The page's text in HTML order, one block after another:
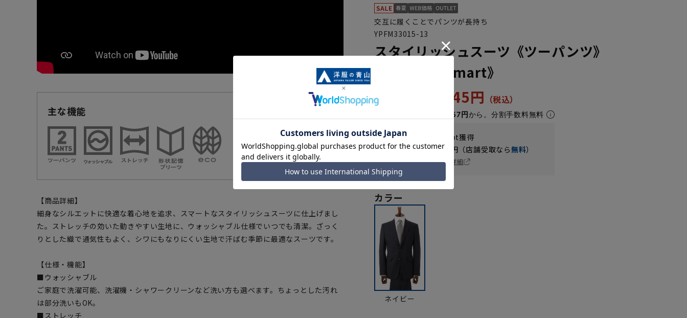
主な機能
【商品詳細】
細身なシルエットに快適な着心地を追求、スマートなスタイリッシュスーツに仕上げまし
た。ストレッチの効いた動きやすい生地に、ウォッシャブル仕様でいつでも清潔。ざっく
りとした織で通気性もよく、シワにもなりにくい生地で汗ばむ季節に最適なスーツです。
【仕様・機能】
■ウォッシャブル
ご家庭で洗濯可能、洗濯機・シャワークリーンなど洗い方も選べます。ちょっとした汚れ
は部分洗いもOK。
■ストレッチ
交互に履くことでパンツが長持ち
YPFM33015-13
スタイリッシュスーツ《ツーパンツ》
《Plastics Smart》
43,890円 21,945円
月々3,657円から。分割手数料無料
WEB会員なら
pt獲得
送料 全国一律550 円（店舗受取なら無料）
お届け日を調べる
詳細
カラー
ネイビー